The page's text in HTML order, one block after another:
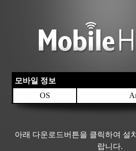
모바일 정보
OS
아래 다운로드버튼을 클릭하여 설
랍니다.